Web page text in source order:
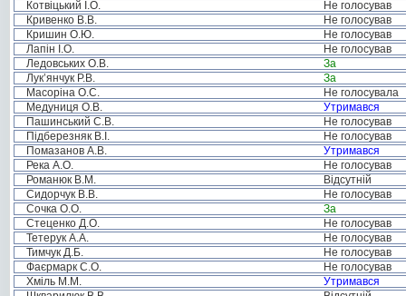
Котвіцький І.О.
Не голосував
Кривенко В.В.
Не голосував
Кришин О.Ю.
Не голосував
Лапін І.О.
Не голосував
Ледовських О.В.
За
Лук’янчук Р.В.
За
Масоріна О.С.
Не голосувала
Медуниця О.В.
Утримався
Пашинський С.В.
Не голосував
Підберезняк В.І.
Не голосував
Помазанов А.В.
Утримався
Река А.О.
Не голосував
Романюк В.М.
Відсутній
Сидорчук В.В.
Не голосував
Сочка О.О.
За
Стеценко Д.О.
Не голосував
Тетерук А.А.
Не голосував
Тимчук Д.Б.
Не голосував
Фаєрмарк С.О.
Не голосував
Хміль М.М.
Утримався